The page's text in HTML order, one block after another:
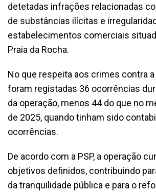
detetadas infrações relacionadas
de substâncias ilícitas e
estabelecimentos comerciais
Praia da Rocha.
No que respeita aos crimes contra
foram registadas 36 ocorrências
da operação, menos 44 do que no
de 2025, quando tinham sido
ocorrências.
De acordo com a PSP, a operação
objetivos definidos, contribuindo
da tranquilidade pública e para o